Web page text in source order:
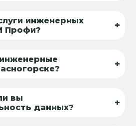
инженерных
Профи?
+
+
вы
данных?
+